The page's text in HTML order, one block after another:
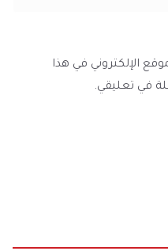
الإلكتروني في هذا
في تعليقي.